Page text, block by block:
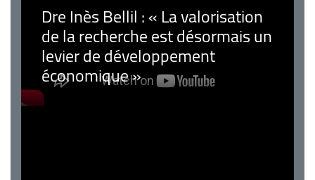
Dre Inès Bellil : « La valorisation
de la recherche est désormais un
levier de développement
économique »